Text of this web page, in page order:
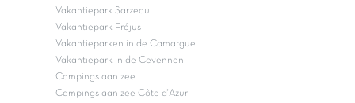
Vakantiepark Sarzeau
Vakantiepark Fréjus
Vakantieparken in de Camargue
Vakantiepark in de Cevennen
Campings aan zee
Campings aan zee Côte d'Azur